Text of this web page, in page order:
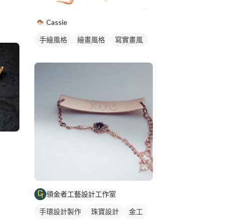
Cassie
手繪風格 繪畫風格
寫實畫風
領金者工藝設計工作室
手環設計製作 珠寶設計 金工